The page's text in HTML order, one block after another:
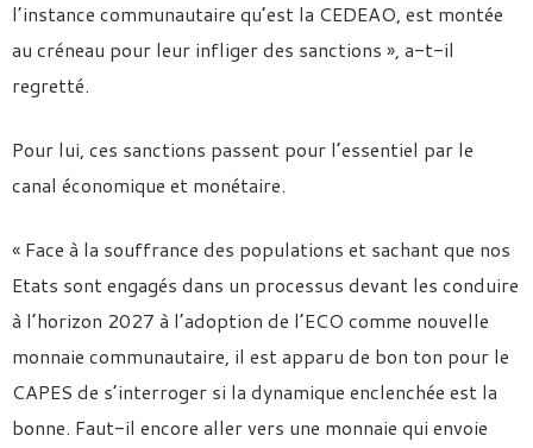
l’instance communautaire qu’est la CEDEAO, est montée
au créneau pour leur infliger des sanctions », a-t-il
regretté.
Pour lui, ces sanctions passent pour l’essentiel par le
canal économique et monétaire.
« Face à la souffrance des populations et sachant que nos
Etats sont engagés dans un processus devant les conduire
à l’horizon 2027 à l’adoption de l’ECO comme nouvelle
monnaie communautaire, il est apparu de bon ton pour le
CAPES de s’interroger si la dynamique enclenchée est la
bonne. Faut-il encore aller vers une monnaie qui envoie